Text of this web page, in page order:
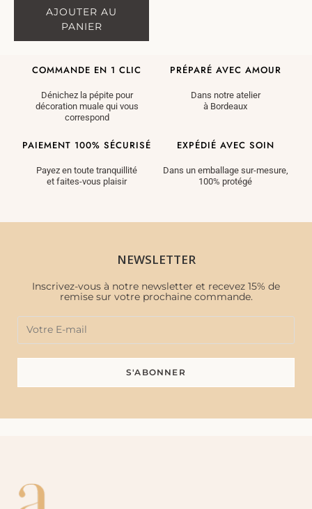
AJOUTER AU
PANIER
COMMANDE EN 1 CLIC
Dénichez la pépite pour
décoration muale qui vous
correspond
PRÉPARÉ AVEC AMOUR
Dans notre atelier
à Bordeaux
PAIEMENT 100% SÉCURISÉ
Payez en toute tranquillité
et faites-vous plaisir
EXPÉDIÉ AVEC SOIN
Dans un emballage sur-mesure,
100% protégé
NEWSLETTER
Inscrivez-vous à notre newsletter et recevez 15% de
remise sur votre prochaine commande.